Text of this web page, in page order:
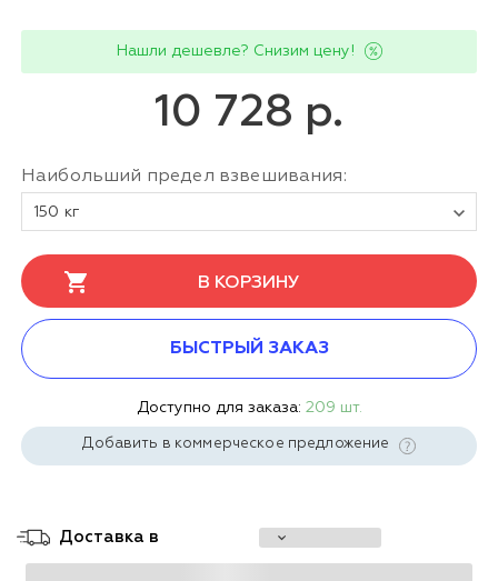
Нашли дешевле? Снизим цену!
10 728 р.
Наибольший предел взвешивания:
150 кг
В КОРЗИНУ
БЫСТРЫЙ ЗАКАЗ
Доступно для заказа: 209 шт.
Добавить в коммерческое предложение
Доставка в